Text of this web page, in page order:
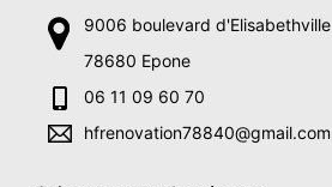
9006 boulevard d'Elisabethville
78680 Epone
06 11 09 60 70
hfrenovation78840@gmail.com